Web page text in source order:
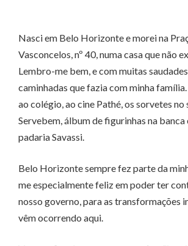
Nasci em Belo Horizonte e morei na
Vasconcelos, nº 40, numa casa que não
Lembro-me bem, e com muitas
caminhadas que fazia com minha
ao colégio, ao cine Pathé, os sorvetes
Servebem, álbum de figurinhas na banca
padaria Savassi.
Belo Horizonte sempre fez parte da
me especialmente feliz em poder ter
nosso governo, para as transformações
vêm ocorrendo aqui.